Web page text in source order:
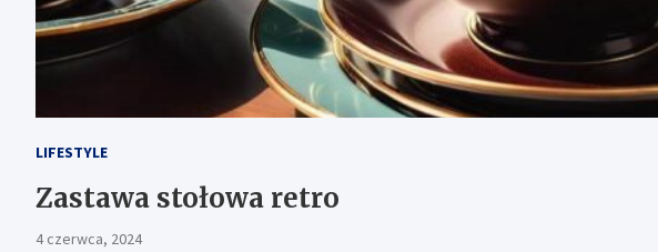
LIFESTYLE
Zastawa stołowa retro
4 czerwca, 2024